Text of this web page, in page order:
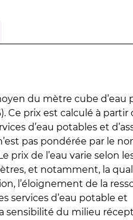
du mètre cube d’eau
Ce prix est calculé à partir
d’eau potables et
pas pondérée par le
prix de l’eau varie selon
et notamment, la
l’éloignement de la
services d’eau potable et
sensibilité du milieu